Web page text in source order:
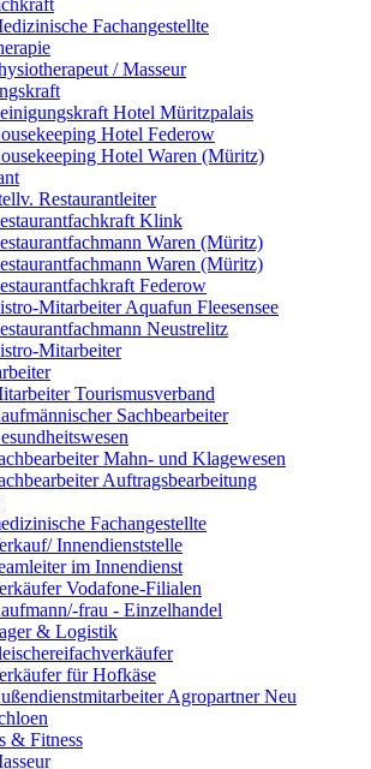
Fachangestellte
/ Masseur
Hotel Müritzpalais
Hotel Federow
Hotel Waren (Müritz)
Restaurantleiter
Klink
Waren (Müritz)
Waren (Müritz)
Federow
Mitarbeiter Aquafun Fleesensee
Neustrelitz
Mitarbeiter
Tourismusverband
Sachbearbeiter
Mahn- und Klagewesen
Auftragsbearbeitung
Fachangestellte
Innendienststelle
im Innendienst
Vodafone-Filialen
frau - Einzelhandel
& Logistik
für Hofkäse
Agropartner Neu
& Fitness